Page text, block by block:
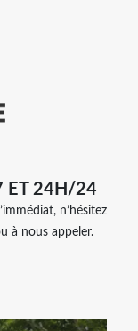
ET 24H/24
n’hésitez
à nous appeler.